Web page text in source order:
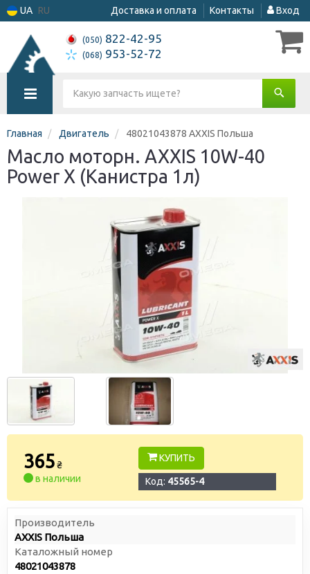
UA RU Доставка и оплата Контакты Вход
(050) 822-42-95
(068) 953-52-72
Главная Двигатель 48021043878 AXXIS Польша
Масло моторн. AXXIS 10W-40
Power Х (Канистра 1л)
365₴
в наличии
КУПИТЬ
Код: 45565-4
Производитель
AXXIS Польша
Каталожный номер
48021043878